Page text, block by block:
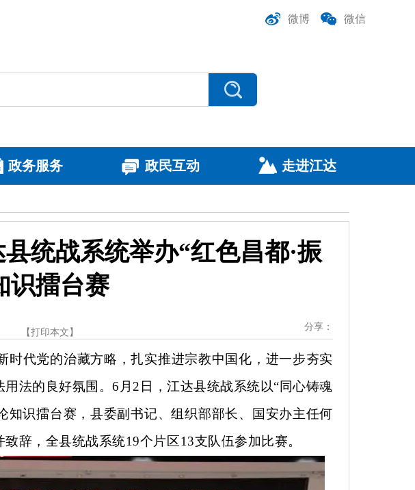
微博
微信
政务服务 政民互动 走进江达
统战系统举办“红色昌都·振
识擂台赛
【 打印本文 】
分享：
时代党的治藏方略 ，扎实推进宗教中国化，进一步夯实
用法的良好氛围。6月2日，江达县统战系统以“同心铸魂
知识擂台赛，县委副书记、组织部部长、国安办主任何
辞，全县统战系统19个片区13支队伍参加比赛。